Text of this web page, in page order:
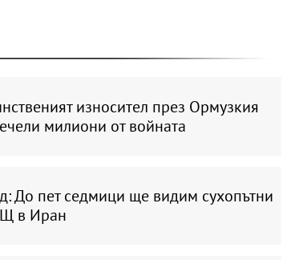
износител през Ормузкия
милиони от войната
До пет седмици ще видим сухопътни
в Иран
наеме